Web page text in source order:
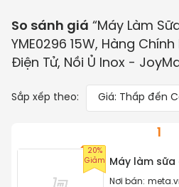
So sánh giá “Máy Làm
YME0296 15W, Hàng
Điện Tử, Nồi Ủ Inox -
Sắp xếp theo: Giá: Thấp đến
1
20%
Giảm
Máy làm sữa
Nơi bán: